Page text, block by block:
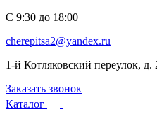
С 9:30 до 18:00
cherepitsa2@yandex.ru
1-й Котляковский переулок, д.
Заказать звонок
Каталог